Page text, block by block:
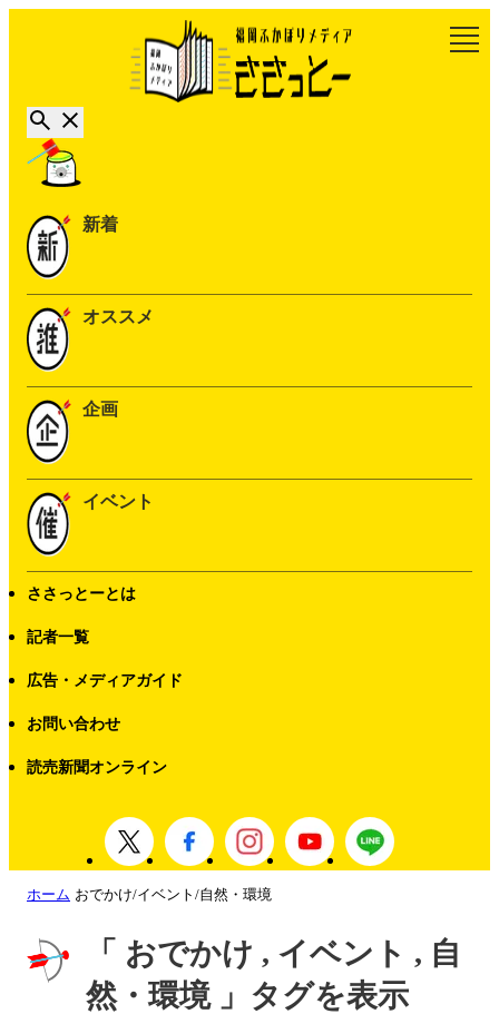
新着
オススメ
企画
イベント
ささっとーとは
記者一覧
広告・メディアガイド
お問い合わせ
読売新聞オンライン
ホーム おでかけ/イベント/自然・環境
「 おでかけ , イベント , 自
然・環境 」タグを表示